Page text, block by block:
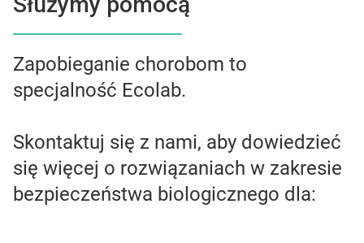
Zapobieganie chorobom to
specjalność Ecolab.
Skontaktuj się z nami, aby dowiedzieć
się więcej o rozwiązaniach w zakresie
bezpieczeństwa biologicznego dla: